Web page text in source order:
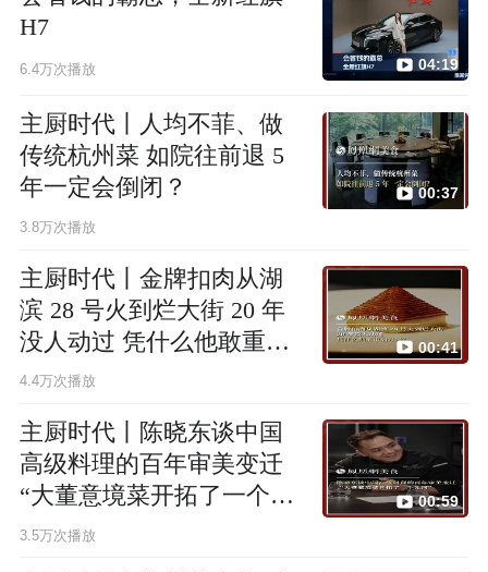
H7
6.4万次播放 04:19
主厨时代丨人均不菲、做
传统杭州菜 如院往前退 5
年一定会倒闭？
3.8万次播放
00:37
主厨时代丨金牌扣肉从湖
滨 28 号火到烂大街 20 年
没人动过 凭什么他敢重启
升级？
4.4万次播放
00:41
主厨时代丨陈晓东谈中国
高级料理的百年审美变迁
“大董意境菜开拓了一个先
河”
3.5万次播放
00:59